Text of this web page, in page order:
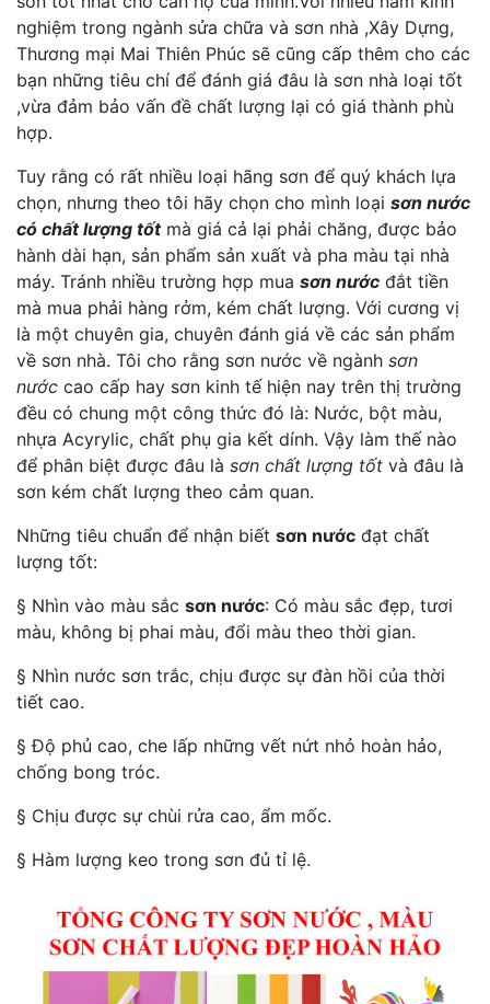
nghiệm trong ngành sửa chữa và sơn nhà ,Xây Dựng,
Thương mại Mai Thiên Phúc sẽ cũng cấp thêm cho các
bạn những tiêu chí để đánh giá đâu là sơn nhà loại tốt
,vừa đảm bảo vấn đề chất lượng lại có giá thành phù
hợp.
Tuy rằng có rất nhiều loại hãng sơn để quý khách lựa
chọn, nhưng theo tôi hãy chọn cho mình loại sơn nước
có chất lượng tốtmà giá cả lại phải chăng, được bảo
hành dài hạn, sản phẩm sản xuất và pha màu tại nhà
máy. Tránh nhiều trường hợp mua sơn nước đắt tiền
mà mua phải hàng rởm, kém chất lượng. Với cương vị
là một chuyên gia, chuyên đánh giá về các sản phẩm
về sơn nhà. Tôi cho rằng sơn nước về ngành sơn
nước cao cấp hay sơn kinh tế hiện nay trên thị trường
đều có chung một công thức đó là: Nước, bột màu,
nhựa Acyrylic, chất phụ gia kết dính. Vậy làm thế nào
để phân biệt được đâu là sơn chất lượng tốt và đâu là
sơn kém chất lượng theo cảm quan.
Những tiêu chuẩn để nhận biết sơn nước đạt chất
lượng tốt:
§ Nhìn vào màu sắc sơn nước: Có màu sắc đẹp, tươi
màu, không bị phai màu, đổi màu theo thời gian.
§ Nhìn nước sơn trắc, chịu được sự đàn hồi của thời
tiết cao.
§ Độ phủ cao, che lấp những vết nứt nhỏ hoàn hảo,
chống bong tróc.
§ Chịu được sự chùi rửa cao, ẩm mốc.
§ Hàm lượng keo trong sơn đủ tỉ lệ.